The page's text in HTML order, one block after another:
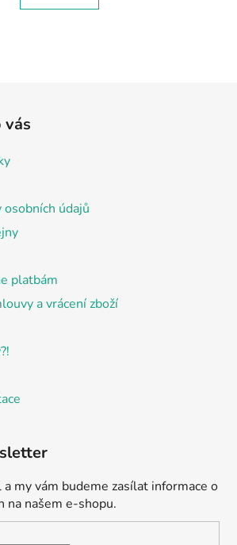
vás
údajů
platbám
a vrácení zboží
my vám budeme zasílat informace o
na našem e-shopu.